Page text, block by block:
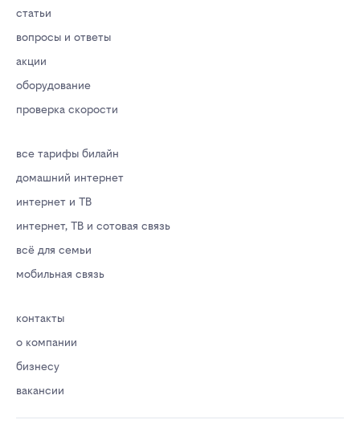
статьи
вопросы и ответы
акции
оборудование
проверка скорости
все тарифы билайн
домашний интернет
интернет и ТВ
интернет, ТВ и сотовая связь
всё для семьи
мобильная связь
контакты
о компании
бизнесу
вакансии